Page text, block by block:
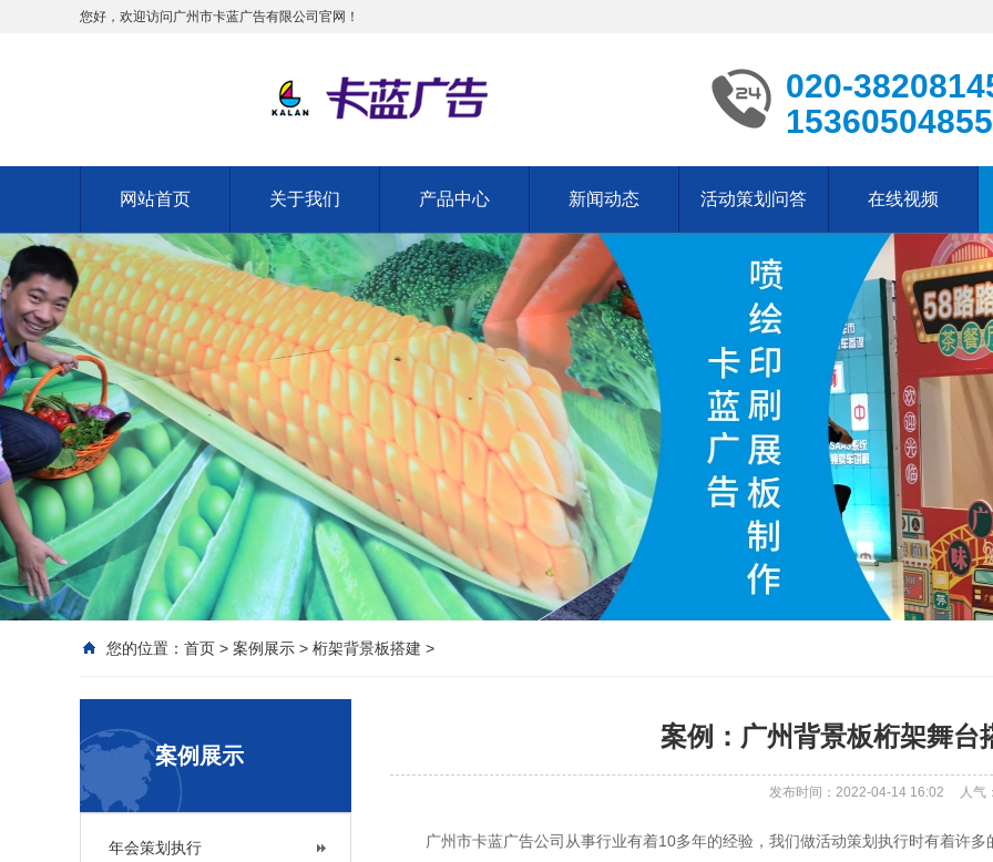
您好，欢迎访问广州市卡蓝广告有限公司官网！
020-
15360504855
网站首页 关于我们 产品中心 新闻动态 活动策划问答 在线视频
您的位置： 首页 > 案例展示 > 桁架背景板搭建 >
案例展示
年会策划执行
案例：广州背景板桁架舞台
发布时间：2022-04-14 16:02 人气
广州市卡蓝广告公司从事行业有着10多年的经验，我们做活动策划执行时有着许多